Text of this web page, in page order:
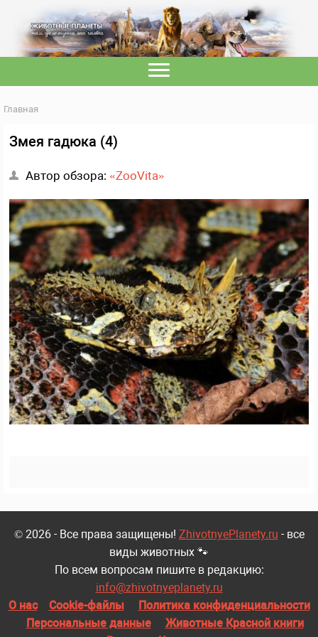
Главная
Змея гадюка (4)
Автор обзора: «ZooVita»
© 2026 - Все права защищены! ZhivotnyePlanety.ru - все
виды животных 🐾
По всем вопросам пишите в редакцию:
info@zhivotnyeplanety.ru
О нас
Cookie-файлы
Политика конфиденциальности
Персональные данные
Животные Красной книги